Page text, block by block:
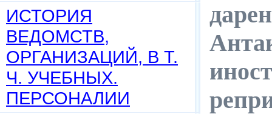
ИСТОРИЯ
ВЕДОМСТВ,
ОРГАНИЗАЦИЙ, В Т.
Ч. УЧЕБНЫХ.
ПЕРСОНАЛИИ